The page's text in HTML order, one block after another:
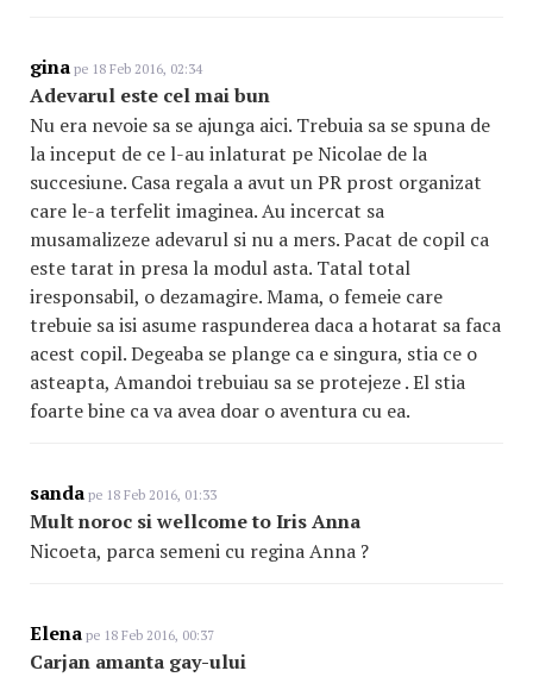
gina pe 18 Feb 2016, 02:34
Adevarul este cel mai bun
Nu era nevoie sa se ajunga aici. Trebuia sa se spuna de
la inceput de ce l-au inlaturat pe Nicolae de la
succesiune. Casa regala a avut un PR prost organizat
care le-a terfelit imaginea. Au incercat sa
musamalizeze adevarul si nu a mers. Pacat de copil ca
este tarat in presa la modul asta. Tatal total
iresponsabil, o dezamagire. Mama, o femeie care
trebuie sa isi asume raspunderea daca a hotarat sa faca
acest copil. Degeaba se plange ca e singura, stia ce o
asteapta, Amandoi trebuiau sa se protejeze . El stia
foarte bine ca va avea doar o aventura cu ea.
sanda pe 18 Feb 2016, 01:33
Mult noroc si wellcome to Iris Anna
Nicoeta, parca semeni cu regina Anna ?
Elena pe 18 Feb 2016, 00:37
Carjan amanta gay-ului